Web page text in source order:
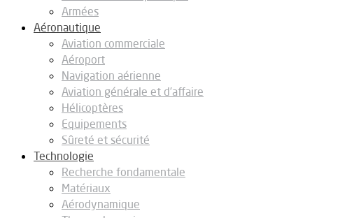
Armées
Aéronautique
Aviation commerciale
Aéroport
Navigation aérienne
Aviation générale et d’affaire
Hélicoptères
Equipements
Sûreté et sécurité
Technologie
Recherche fondamentale
Matériaux
Aérodynamique